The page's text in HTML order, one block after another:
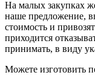
На малых закупках
наше предложение,
стоимость и
приходится
принимать, в виду
Можете изготовить